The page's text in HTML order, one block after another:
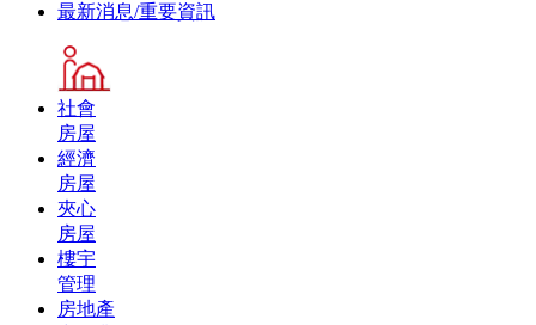
最新消息/重要資訊
社會
房屋
經濟
房屋
夾心
房屋
樓宇
管理
房地產